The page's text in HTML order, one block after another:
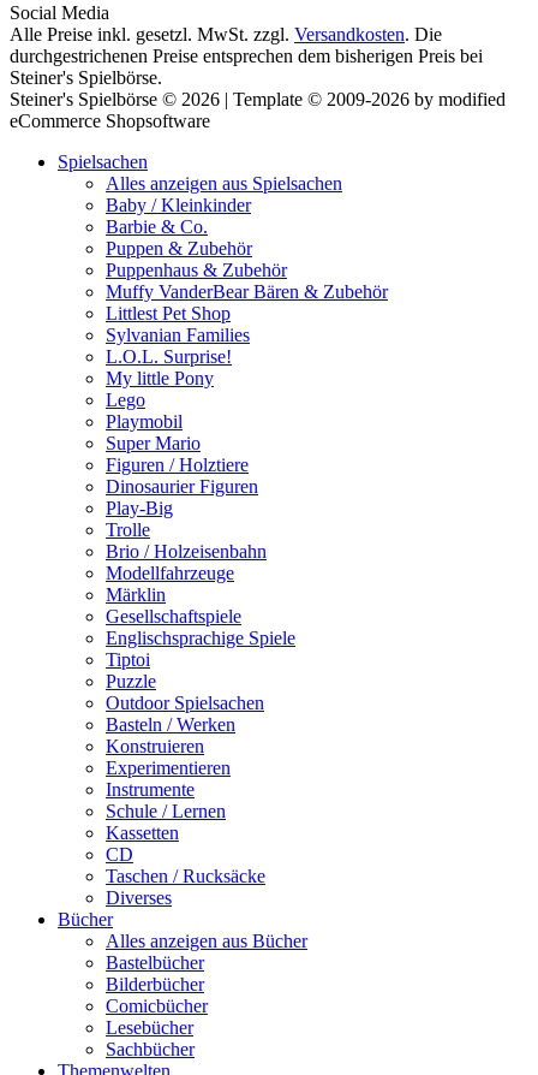
Social Media
Alle Preise inkl. gesetzl. MwSt. zzgl. Versandkosten. Die
durchgestrichenen Preise entsprechen dem bisherigen Preis bei
Steiner's Spielbörse.
Steiner's Spielbörse © 2026 | Template © 2009-2026 by modified
eCommerce Shopsoftware
Spielsachen
Alles anzeigen aus Spielsachen
Baby / Kleinkinder
Barbie & Co.
Puppen & Zubehör
Puppenhaus & Zubehör
Muffy VanderBear Bären & Zubehör
Littlest Pet Shop
Sylvanian Families
L.O.L. Surprise!
My little Pony
Lego
Playmobil
Super Mario
Figuren / Holztiere
Dinosaurier Figuren
Play-Big
Trolle
Brio / Holzeisenbahn
Modellfahrzeuge
Märklin
Gesellschaftspiele
Englischsprachige Spiele
Tiptoi
Puzzle
Outdoor Spielsachen
Basteln / Werken
Konstruieren
Experimentieren
Instrumente
Schule / Lernen
Kassetten
CD
Taschen / Rucksäcke
Diverses
Bücher
Alles anzeigen aus Bücher
Bastelbücher
Bilderbücher
Comicbücher
Lesebücher
Sachbücher
Themenwelten